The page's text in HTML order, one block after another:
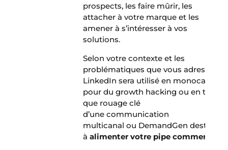
prospects, les faire mûrir, les
attacher à votre marque et les
amener à s’intéresser à vos
solutions.
Selon votre contexte et les
problématiques que vous adressez,
LinkedIn sera utilisé en monocanal
pour du growth hacking ou en tant
que rouage clé
d’une communication
multicanal ou DemandGen destinée
àalimenter votre pipe commercial.